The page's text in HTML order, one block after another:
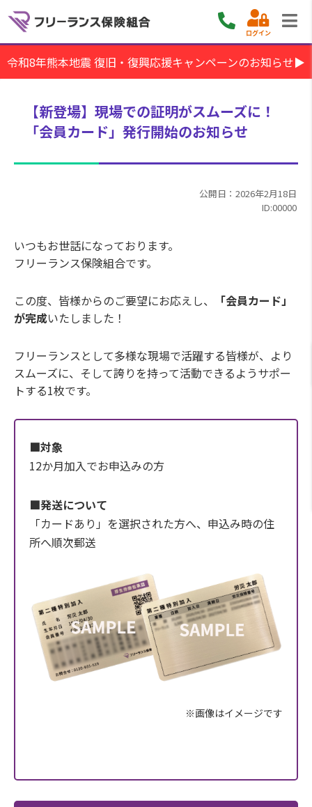
ログイン
令和8年熊本地震 復旧・復興応援キャンペーンのお知らせ▶
【新登場】現場での証明がスムーズに！
「会員カード」発行開始のお知らせ
公開日：2026年2月18日
ID:00000
いつもお世話になっております。
フリーランス保険組合です。
この度、皆様からのご要望にお応えし、
「会員カード」
が完成いたしました！
フリーランスとして多様な現場で活躍する皆様が、より
スムーズに、そして誇りを持って活動できるようサポー
トする1枚です。
■対象
12か月加入でお申込みの方
■発送について
「カードあり」を選択された方へ、申込み時の住
所へ順次郵送
※画像はイメージです